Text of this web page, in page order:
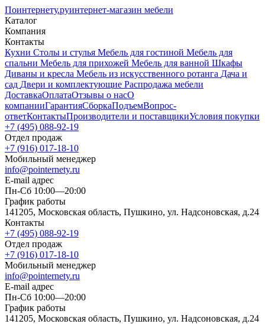
Поинтернету.руинтернет-магазин мебели
Каталог
Компания
Контакты
Кухни Столы и стулья Мебель для гостиной Мебель для
спальни Мебель для прихожей Мебель для ванной Шкафы
Диваны и кресла Мебель из искусственного ротанга Дача и
сад Двери и комплектующие Распродажа мебели
ДоставкаОплатаОтзывы о насО
компанииГарантияСборкаПодъемВопрос-
ответКонтактыПроизводители и поставщикиУсловия покупки
+7 (495) 088-92-19
Отдел продаж
+7 (916) 017-18-10
Мобильный менеджер
info@pointernety.ru
E-mail адрес
Пн-Сб 10:00—20:00
График работы
141205, Московская область, Пушкино, ул. Надсоновская, д.24
Контакты
+7 (495) 088-92-19
Отдел продаж
+7 (916) 017-18-10
Мобильный менеджер
info@pointernety.ru
E-mail адрес
Пн-Сб 10:00—20:00
График работы
141205, Московская область, Пушкино, ул. Надсоновская, д.24